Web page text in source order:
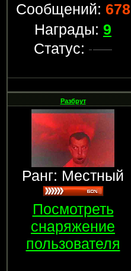
Сообщений: 678
Награды: 9
Статус:
Разбрут
Ранг: Местный
Посмотреть
снаряжение
пользователя